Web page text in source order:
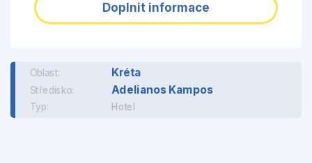
Doplnit informace
Oblast: Kréta
Středisko: Adelianos Kampos
Typ: Hotel